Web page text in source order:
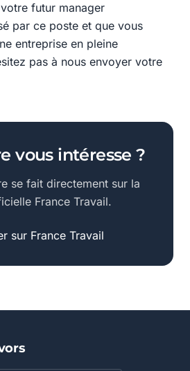
futur manager
par ce poste et que vous
entreprise en pleine
pas à nous envoyer votre
vous intéresse ?
se fait directement sur la
France Travail.
sur France Travail